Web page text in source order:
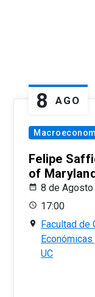
8 AGO
Felipe
of
8 de
17:00
Facultad de
UC